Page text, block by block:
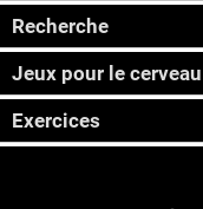
Recherche
Jeux pour le cerveau
Exercices